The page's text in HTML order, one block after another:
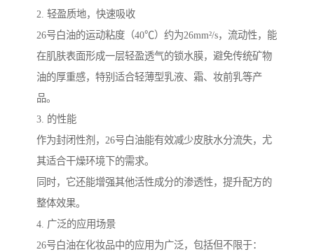
2. 轻盈质地，快速吸收
26号白油的运动粘度（40℃）约为26mm²/s，流动性，能
在肌肤表面形成一层轻盈透气的锁水膜，避免传统矿物
油的厚重感，特别适合轻薄型乳液、霜、妆前乳等产
品。
3. 的性能
作为封闭性剂，26号白油能有效减少皮肤水分流失，尤
其适合干燥环境下的需求。
同时，它还能增强其他活性成分的渗透性，提升配方的
整体效果。
4. 广泛的应用场景
26号白油在化妆品中的应用为广泛，包括但不限于：